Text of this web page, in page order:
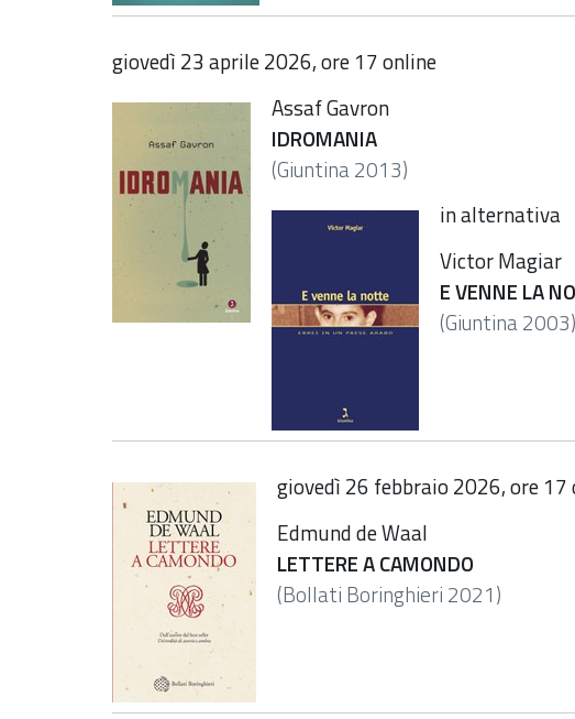
giovedì 23 aprile 2026, ore 17 online
Assaf Gavron
IDROMANIA
(Giuntina 2013)
in alternativa
Victor Magiar
E VENNE LA
(Giuntina 2003)
giovedì 26 febbraio 2026, ore 17
Edmund de Waal
LETTERE A CAMONDO
(Bollati Boringhieri 2021)